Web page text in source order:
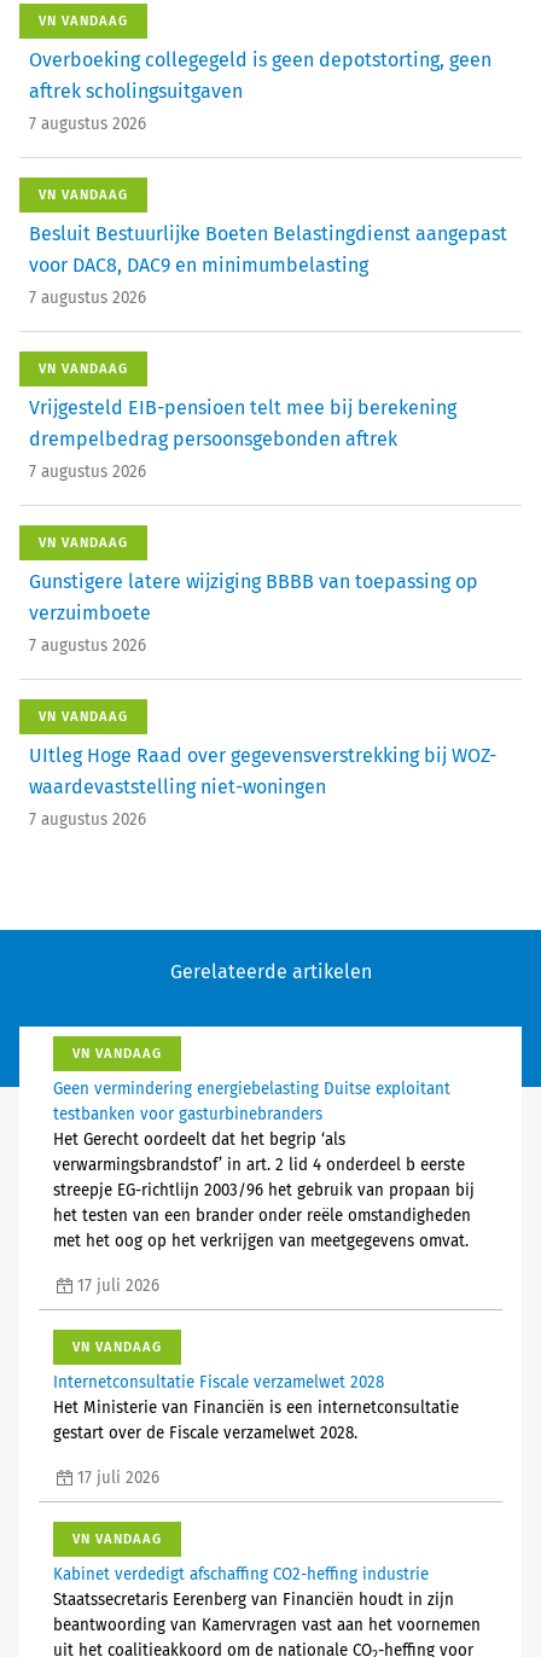
VN VANDAAG
Overboeking collegegeld is geen depotstorting, geen
aftrek scholingsuitgaven
7 augustus 2026
VN VANDAAG
Besluit Bestuurlijke Boeten Belastingdienst aangepast
voor DAC8, DAC9 en minimumbelasting
7 augustus 2026
VN VANDAAG
Vrijgesteld EIB-pensioen telt mee bij berekening
drempelbedrag persoonsgebonden aftrek
7 augustus 2026
VN VANDAAG
Gunstigere latere wijziging BBBB van toepassing op
verzuimboete
7 augustus 2026
VN VANDAAG
UItleg Hoge Raad over gegevensverstrekking bij WOZ-
waardevaststelling niet-woningen
7 augustus 2026
Gerelateerde artikelen
VN VANDAAG
Geen vermindering energiebelasting Duitse exploitant
testbanken voor gasturbinebranders
Het Gerecht oordeelt dat het begrip ‘als
verwarmingsbrandstof’ in art. 2 lid 4 onderdeel b eerste
streepje EG-richtlijn 2003/96 het gebruik van propaan bij
het testen van een brander onder reële omstandigheden
met het oog op het verkrijgen van meetgegevens omvat.
17 juli 2026
VN VANDAAG
Internetconsultatie Fiscale verzamelwet 2028
Het Ministerie van Financiën is een internetconsultatie
gestart over de Fiscale verzamelwet 2028.
17 juli 2026
VN VANDAAG
Kabinet verdedigt afschaffing CO2-heffing industrie
Staatssecretaris Eerenberg van Financiën houdt in zijn
beantwoording van Kamervragen vast aan het voornemen
uit het coalitieakkoord om de nationale CO -heffing voor